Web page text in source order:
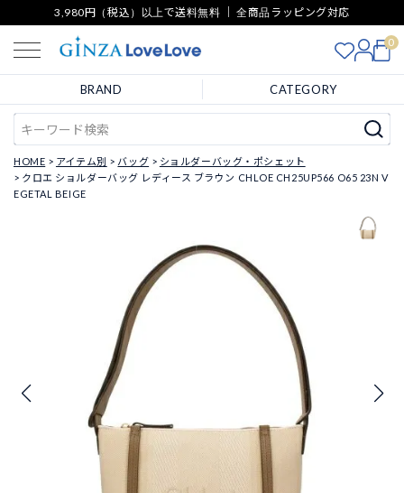
3,980円（税込）以上で送料無料 ｜ 全商品ラッピング対応
0
BRAND CATEGORY
HOME アイテム別 バッグ
ショルダーバッグ・ポシェット
クロエ ショルダーバッグ レディース ブラウン CHLOE CH25UP566 O65 23N V
EGETAL BEIGE